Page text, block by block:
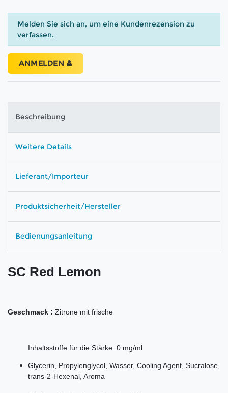
Melden Sie sich an, um eine Kundenrezension zu
verfassen.
ANMELDEN
Beschreibung
Weitere Details
Lieferant/Importeur
Produktsicherheit/Hersteller
Bedienungsanleitung
SC Red Lemon
Geschmack : Zitrone mit frische
Inhaltsstoffe für die Stärke: 0 mg/ml
Glycerin, Propylenglycol, Wasser, Cooling Agent, Sucralose,
trans-2-Hexenal, Aroma